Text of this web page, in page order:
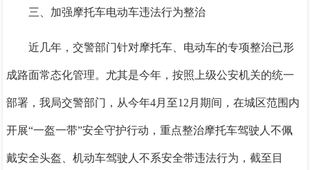
三、加强摩托车电动车违法行为整治
近几年，交警部门针对摩托车、电动车的专项整治已形
成路面常态化管理。尤其是今年，按照上级公安机关的统一
部署，我局交警部门，从今年4月至12月期间，在城区范围内
开展“一盔一带”安全守护行动，重点整治摩托车驾驶人不佩
戴安全头盔、机动车驾驶人不系安全带违法行为，截至目